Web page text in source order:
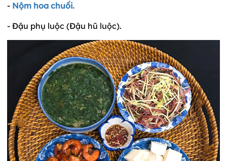
- Nộm hoa chuối.
- Đậu phụ luộc (Đậu hũ luộc).